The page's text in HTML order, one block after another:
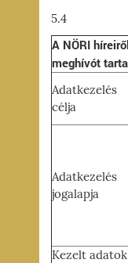
5.4
A NÖRI
meghívót
Adatkezelés
célja
Adatkezelés
jogalapja
Kezelt adatok